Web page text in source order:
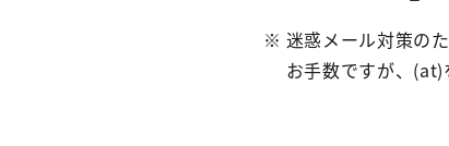
※ 迷惑メール対策の
お手数ですが、(at)